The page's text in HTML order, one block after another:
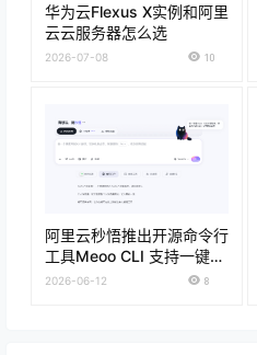
华为云Flexus X实例和阿里
云云服务器怎么选
2026-07-08 10
阿里云秒悟推出开源命令行
工具Meoo CLI 支持一键部
署上线
2026-06-12 8